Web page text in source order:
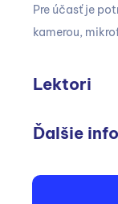
Pre účasť je
kamerou,
Lektori
Ďalšie